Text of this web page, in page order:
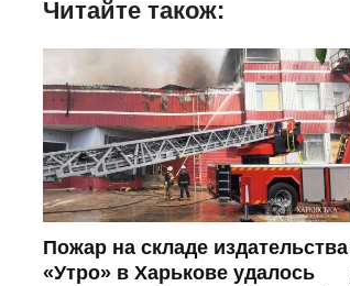
Читайте також:
Пожар на складе издательства
«Утро» в Харькове удалось